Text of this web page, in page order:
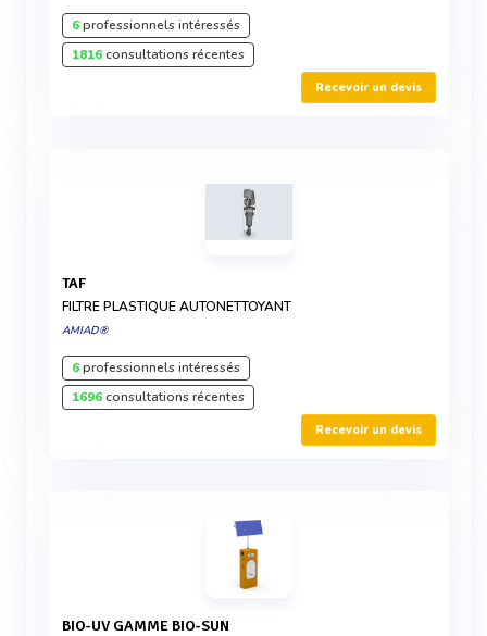
6professionnels intéressés
1816consultations récentes
Recevoir un devis
TAF
FILTRE PLASTIQUE AUTONETTOYANT
AMIAD®
6professionnels intéressés
1696consultations récentes
Recevoir un devis
BIO-UV GAMME BIO-SUN